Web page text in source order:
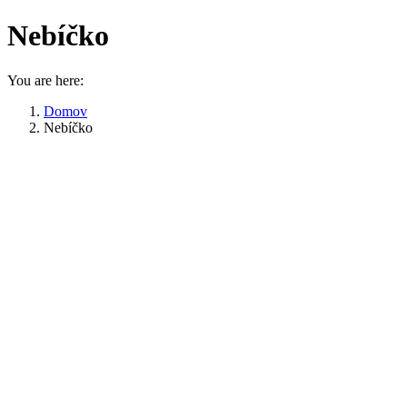
Nebíčko
You are here:
Domov
Nebíčko